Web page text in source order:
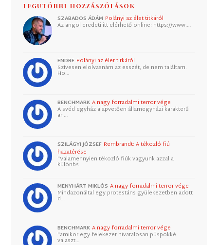
LEGUTÓBBI HOZZÁSZÓLÁSOK
SZABADOS ÁDÁM Polányi az élet titkáról
Az angol eredeti itt elérhető online: https://www.…
ENDRE Polányi az élet titkáról
Szívesen elolvasnám az esszét, de nem találtam.
Ho…
BENCHMARK A nagy forradalmi terror vége
A svéd egyház alapvetően államegyházi karakterű
an…
SZILÁGYI JÓZSEF Rembrandt: A tékozló fiú
hazatérése
"Valamennyien tékozló fiúk vagyunk azzal a
különbs…
MENYHÁRT MIKLÓS A nagy forradalmi terror vége
Mindazonáltal egy protestáns gyülekezetben adott
d…
BENCHMARK A nagy forradalmi terror vége
"amikor egy felekezet hivatalosan püspökké
választ…